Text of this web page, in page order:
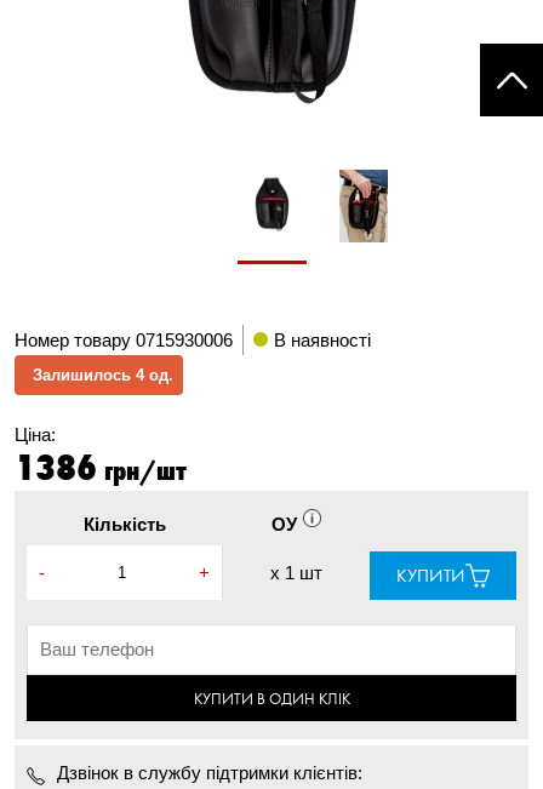
Номер товару 0715930006 В наявності
Залишилось 4 од.
Ціна:
1386 грн/шт
Кількість
- +
ОУ
x 1 шт КУПИТИ
КУПИТИ В ОДИН КЛІК
Дзвінок в службу підтримки клієнтів: